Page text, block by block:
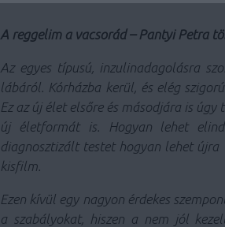
A reggelim a vacsorád – Pantyi Petra
Az egyes típusú, inzulinadagolásra
lábáról. Kórházba kerül, és elég
Ez az új élet elsőre és másodjára is
új életformát is. Hogyan lehet
diagnosztizált testet hogyan lehet újra
kisfilm.
Ezen kívül egy nagyon érdekes
a szabályokat, hiszen a nem jól